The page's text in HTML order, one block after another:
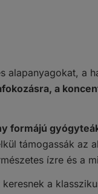
alapanyagokat, a
a
formájú
támogassák az
ízre és a
a